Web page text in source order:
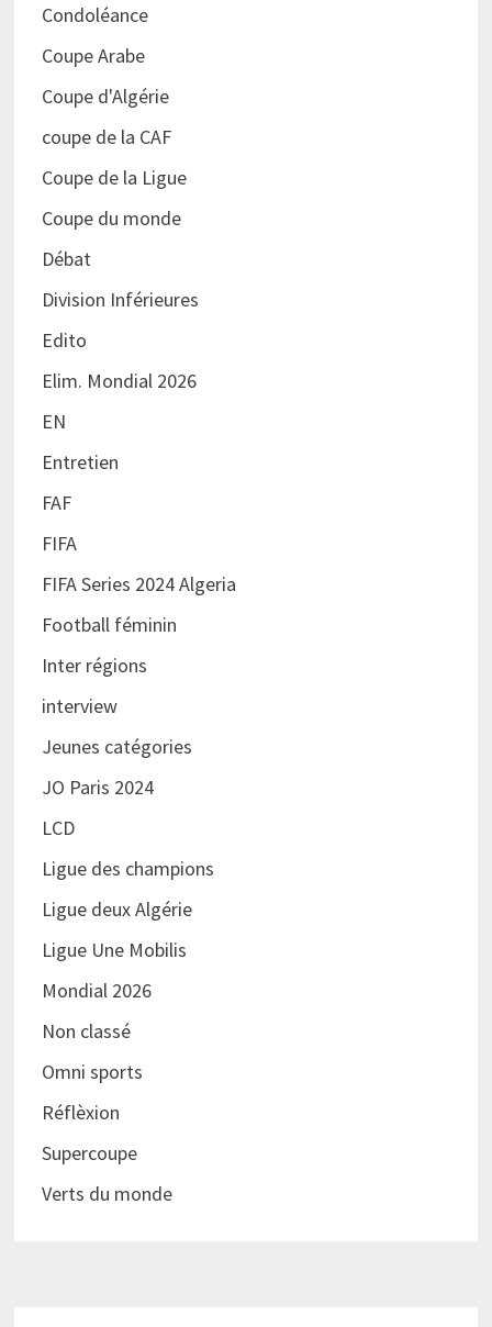
Condoléance
Coupe Arabe
Coupe d'Algérie
coupe de la CAF
Coupe de la Ligue
Coupe du monde
Débat
Division Inférieures
Edito
Elim. Mondial 2026
EN
Entretien
FAF
FIFA
FIFA Series 2024 Algeria
Football féminin
Inter régions
interview
Jeunes catégories
JO Paris 2024
LCD
Ligue des champions
Ligue deux Algérie
Ligue Une Mobilis
Mondial 2026
Non classé
Omni sports
Réflèxion
Supercoupe
Verts du monde